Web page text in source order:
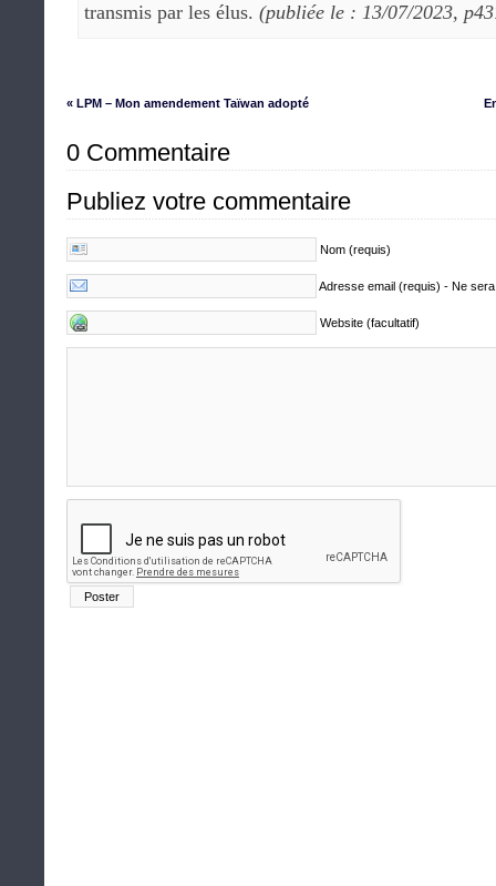
transmis par les élus. (publiée le : 13/07/2023,
« LPM – Mon amendement Taïwan adopté
0 Commentaire
Publiez votre commentaire
Nom (requis)
Adresse email (requis) - Ne
Website (facultatif)